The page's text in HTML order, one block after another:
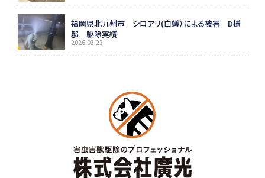
福岡県北九州市 シロアリ(白蟻）による被害 D様
邸 駆除実績
2026.03.23